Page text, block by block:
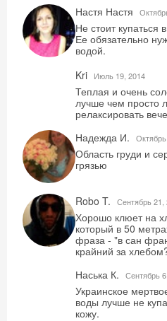
Настя Настя
Не стоит купаться
Ее обязательно
водой.
Kri
Июль 19, 2014
Теплая и очень
лучше чем просто
релаксировать
Надежда И.
Область груди и
грязью
Robo T. Сентябрь 21,
Хорошо клюет на
который в 50
фраза - "в сан
крайний за
Наська К.
Сентябрь
Украинское
воды лучше не
кожу.
промокод на
Получить